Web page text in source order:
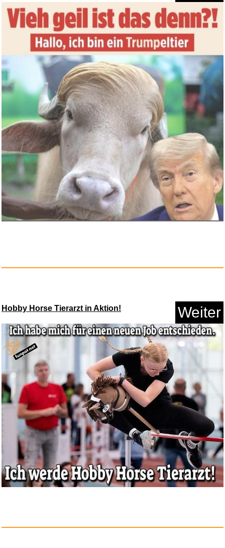
adidas Unisex Baseball Lightwe...
Anzeige
Werkhaus WE 2057 Stiftebox
Anzeige
Vileda Wäschenetz 3er Set...
Hobby Horse Tierarzt in Aktion! Weiter